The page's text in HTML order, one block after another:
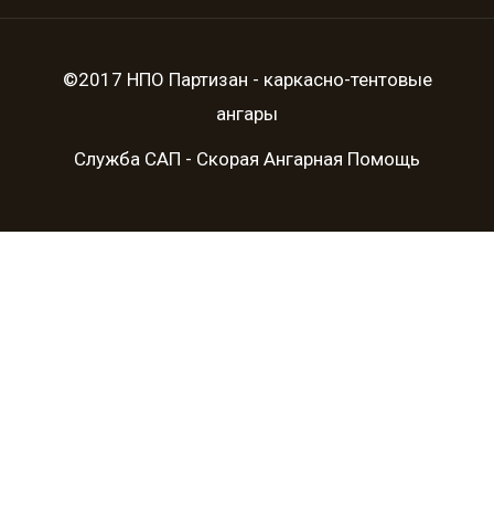
©2017 НПО Партизан - каркасно-тентовые
ангары
Служба САП - Скорая Ангарная Помощь